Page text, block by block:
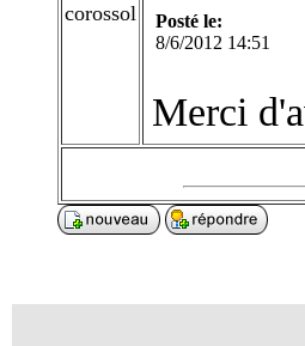
corossol
Posté le:
8/6/2012 14:51
Merci